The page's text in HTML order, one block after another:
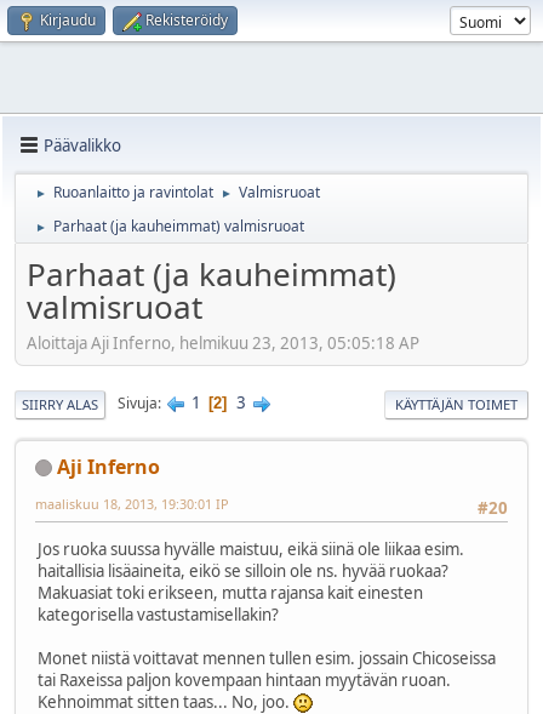
Kirjaudu Rekisteröidy
Päävalikko
► Ruoanlaitto ja ravintolat ► Valmisruoat
► Parhaat (ja kauheimmat) valmisruoat
Parhaat (ja kauheimmat)
valmisruoat
Aloittaja Aji Inferno, helmikuu 23, 2013, 05:05:18 AP
SIIRRY ALAS Sivuja 1 2 3 KÄYTTÄJÄN TOIMET
Aji Inferno
#20
maaliskuu 18, 2013, 19:30:01 IP
Jos ruoka suussa hyvälle maistuu, eikä siinä ole liikaa esim.
haitallisia lisäaineita, eikö se silloin ole ns. hyvää ruokaa?
Makuasiat toki erikseen, mutta rajansa kait einesten
kategorisella vastustamisellakin?
Monet niistä voittavat mennen tullen esim. jossain Chicoseissa
tai Raxeissa paljon kovempaan hintaan myytävän ruoan.
Kehnoimmat sitten taas... No, joo.